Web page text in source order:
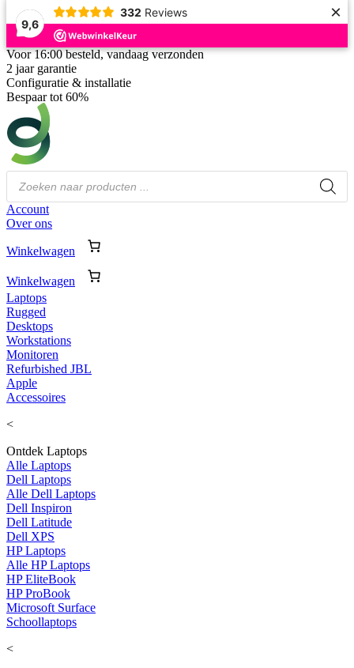
9,6
332 Reviews ×
Voor 16:00 besteld, vandaag verzonden
2 jaar garantie
Configuratie & installatie
Bespaar tot 60%
Producten
zoeken
Account
Over ons
Winkelwagen
Winkelwagen
Laptops
Rugged
Desktops
Workstations
Monitoren
Refurbished JBL
Apple
Accessoires
<
Ontdek Laptops
Alle Laptops
Dell Laptops
Alle Dell Laptops
Dell Inspiron
Dell Latitude
Dell XPS
HP Laptops
Alle HP Laptops
HP EliteBook
HP ProBook
Microsoft Surface
Schoollaptops
<